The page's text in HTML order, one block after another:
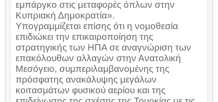
εμπάργκο στις μεταφορές όπλων στην
Κυπριακή Δημοκρατία».
Υπογραμμίζεται επίσης ότι η νομοθεσία
επιδιώκει την επικαιροποίηση της
στρατηγικής των ΗΠΑ σε αναγνώριση των
επακόλουθων αλλαγών στην Ανατολική
Μεσόγειο, συμπεριλαμβανομένης της
πρόσφατης ανακάλυψης μεγάλων
κοιτασμάτων φυσικού αερίου και της